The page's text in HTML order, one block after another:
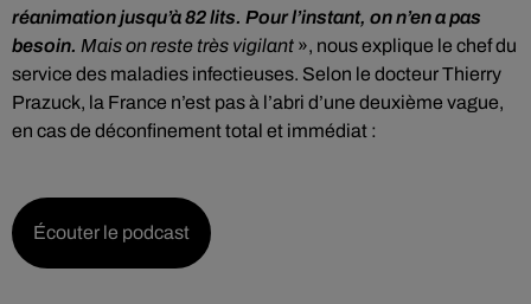
réanimation jusqu’à 82 lits. Pour l’instant, on n’en a pas
besoin. Mais on reste très vigilant », nous explique le chef du
service des maladies infectieuses. Selon le docteur Thierry
Prazuck, la France n’est pas à l’abri d’une deuxième vague,
en cas de déconfinement total et immédiat :
Écouter le podcast